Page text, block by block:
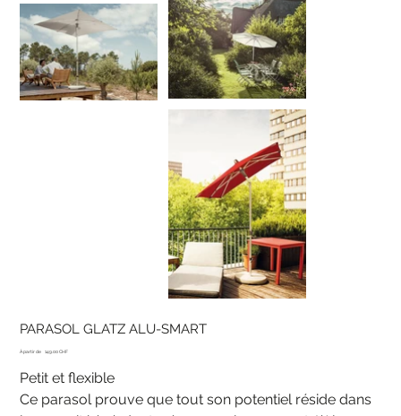
PARASOL GLATZ ALU-SMART
À partir de Prix
149.00 CHF
Petit et flexible
Ce parasol prouve que tout son potentiel réside dans